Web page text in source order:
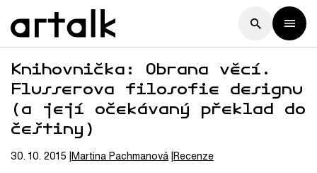
Knihovnička: Obrana věcí.
Flusserova filosofie designu
(a její očekávaný překlad do
češtiny)
30. 10. 2015 MartinaPachmanová Recenze